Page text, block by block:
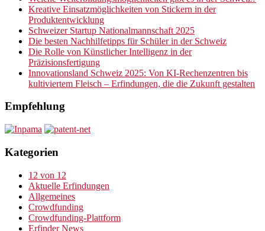
Kreative Einsatzmöglichkeiten von Stickern in der
Produktentwicklung
Schweizer Startup Nationalmannschaft 2025
Die besten Nachhilfetipps für Schüler in der Schweiz
Die Rolle von Künstlicher Intelligenz in der
Präzisionsfertigung
Innovationsland Schweiz 2025: Von KI-Rechenzentren bis
kultiviertem Fleisch – Erfindungen, die die Zukunft gestalten
Empfehlung
Kategorien
12 von 12
Aktuelle Erfindungen
Allgemeines
Crowdfunding
Crowdfunding-Plattform
Erfinder News